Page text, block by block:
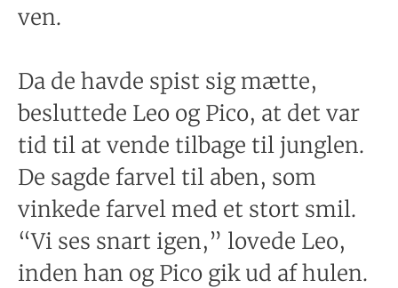
ven.
Da de havde spist sig mætte,
besluttede Leo og Pico, at det var
tid til at vende tilbage til junglen.
De sagde farvel til aben, som
vinkede farvel med et stort smil.
“Vi ses snart igen,” lovede Leo,
inden han og Pico gik ud af hulen.